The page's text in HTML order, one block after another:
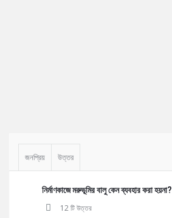
Sidebar
জনপ্রিয় উত্তর
নির্মাণকাজে মরুভূমির বালু কেন ব্যবহার করা হয়না?
12 টি উত্তর